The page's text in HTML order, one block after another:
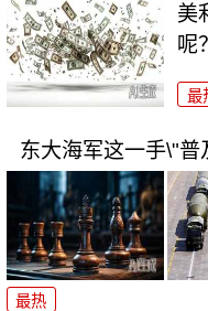
美
呢
最
东大海军这一手\"普
最热